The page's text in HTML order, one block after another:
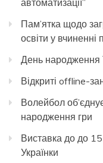
автоматизації”
Пам’ятка щодо
освіти у вчиненні
День
Відкриті offline-
Волейбол
народження гри
Виставка до до
Українки